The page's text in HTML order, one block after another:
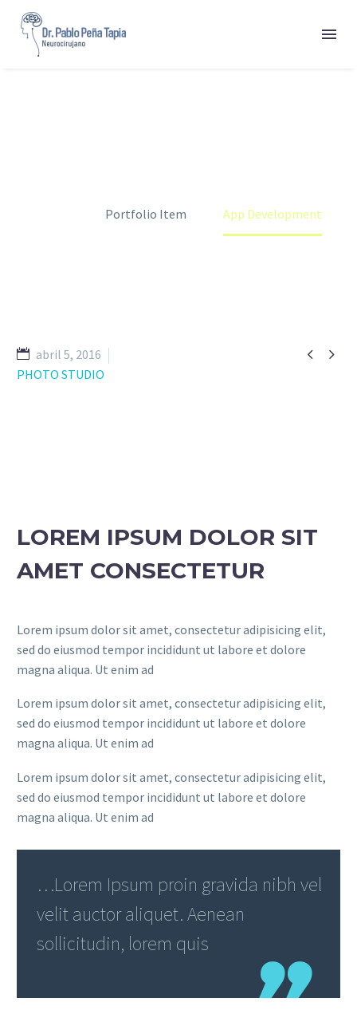
Portfolio Item App Development
 
abril 5, 2016
PHOTO STUDIO
LOREM IPSUM DOLOR SIT
AMET CONSECTETUR
Lorem ipsum dolor sit amet, consectetur adipisicing elit,
sed do eiusmod tempor incididunt ut labore et dolore
magna aliqua. Ut enim ad
Lorem ipsum dolor sit amet, consectetur adipisicing elit,
sed do eiusmod tempor incididunt ut labore et dolore
magna aliqua. Ut enim ad
Lorem ipsum dolor sit amet, consectetur adipisicing elit,
sed do eiusmod tempor incididunt ut labore et dolore
magna aliqua. Ut enim ad
…Lorem Ipsum proin gravida nibh vel
velit auctor aliquet. Aenean
sollicitudin, lorem quis